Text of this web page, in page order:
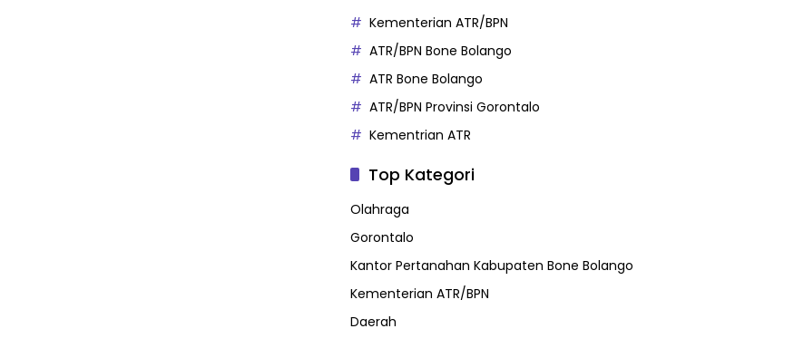
Kementerian ATR/BPN
ATR/BPN Bone Bolango
ATR Bone Bolango
ATR/BPN Provinsi Gorontalo
Kementrian ATR
Top Kategori
Olahraga
Gorontalo
Kantor Pertanahan Kabupaten Bone Bolango
Kementerian ATR/BPN
Daerah